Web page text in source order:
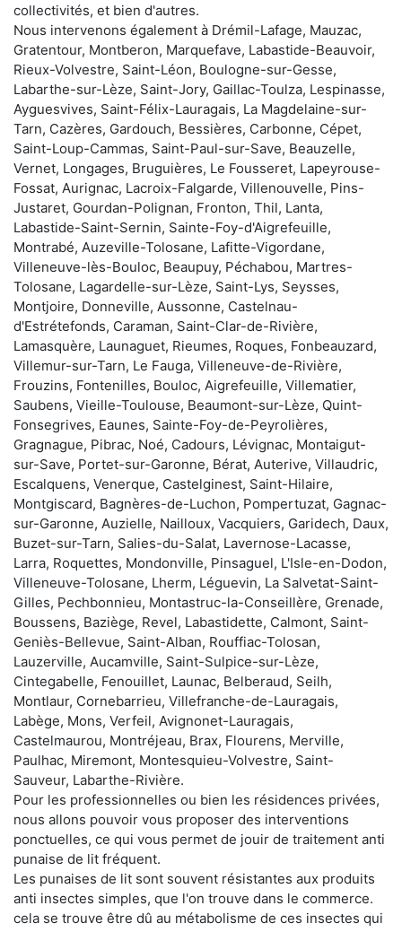
collectivités, et bien d'autres.
Nous intervenons également à Drémil-Lafage, Mauzac,
Gratentour, Montberon, Marquefave, Labastide-Beauvoir,
Rieux-Volvestre, Saint-Léon, Boulogne-sur-Gesse,
Labarthe-sur-Lèze, Saint-Jory, Gaillac-Toulza, Lespinasse,
Ayguesvives, Saint-Félix-Lauragais, La Magdelaine-sur-
Tarn, Cazères, Gardouch, Bessières, Carbonne, Cépet,
Saint-Loup-Cammas, Saint-Paul-sur-Save, Beauzelle,
Vernet, Longages, Bruguières, Le Fousseret, Lapeyrouse-
Fossat, Aurignac, Lacroix-Falgarde, Villenouvelle, Pins-
Justaret, Gourdan-Polignan, Fronton, Thil, Lanta,
Labastide-Saint-Sernin, Sainte-Foy-d'Aigrefeuille,
Montrabé, Auzeville-Tolosane, Lafitte-Vigordane,
Villeneuve-lès-Bouloc, Beaupuy, Péchabou, Martres-
Tolosane, Lagardelle-sur-Lèze, Saint-Lys, Seysses,
Montjoire, Donneville, Aussonne, Castelnau-
d'Estrétefonds, Caraman, Saint-Clar-de-Rivière,
Lamasquère, Launaguet, Rieumes, Roques, Fonbeauzard,
Villemur-sur-Tarn, Le Fauga, Villeneuve-de-Rivière,
Frouzins, Fontenilles, Bouloc, Aigrefeuille, Villematier,
Saubens, Vieille-Toulouse, Beaumont-sur-Lèze, Quint-
Fonsegrives, Eaunes, Sainte-Foy-de-Peyrolières,
Gragnague, Pibrac, Noé, Cadours, Lévignac, Montaigut-
sur-Save, Portet-sur-Garonne, Bérat, Auterive, Villaudric,
Escalquens, Venerque, Castelginest, Saint-Hilaire,
Montgiscard, Bagnères-de-Luchon, Pompertuzat, Gagnac-
sur-Garonne, Auzielle, Nailloux, Vacquiers, Garidech, Daux,
Buzet-sur-Tarn, Salies-du-Salat, Lavernose-Lacasse,
Larra, Roquettes, Mondonville, Pinsaguel, L'Isle-en-Dodon,
Villeneuve-Tolosane, Lherm, Léguevin, La Salvetat-Saint-
Gilles, Pechbonnieu, Montastruc-la-Conseillère, Grenade,
Boussens, Baziège, Revel, Labastidette, Calmont, Saint-
Geniès-Bellevue, Saint-Alban, Rouffiac-Tolosan,
Lauzerville, Aucamville, Saint-Sulpice-sur-Lèze,
Cintegabelle, Fenouillet, Launac, Belberaud, Seilh,
Montlaur, Cornebarrieu, Villefranche-de-Lauragais,
Labège, Mons, Verfeil, Avignonet-Lauragais,
Castelmaurou, Montréjeau, Brax, Flourens, Merville,
Paulhac, Miremont, Montesquieu-Volvestre, Saint-
Sauveur, Labarthe-Rivière.
Pour les professionnelles ou bien les résidences privées,
nous allons pouvoir vous proposer des interventions
ponctuelles, ce qui vous permet de jouir de traitement anti
punaise de lit fréquent.
Les punaises de lit sont souvent résistantes aux produits
anti insectes simples, que l'on trouve dans le commerce.
cela se trouve être dû au métabolisme de ces insectes qui